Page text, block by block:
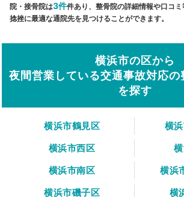
院・接骨院は3件件あり、整骨院の詳細情報や口コ
捻挫に最適な通院先を見つけることができます。
横浜市の区から
夜間営業している交通事故対応
を探す
横浜市鶴見区
横
横浜市西区
横浜市南区
横浜
横浜市磯子区
横